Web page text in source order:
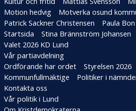
Motion hedvig
Motverka osund
Patrick Sackner Christensen
Paula Bon
Startsida
Stina Brännström Johansen
Valet 2026 KD Lund
Vår partiavdelning
Ordförande har ordet
Styrelsen 2026
Kommunfullmäktige
Politiker i
Kontakta oss
Vår politik i Lund